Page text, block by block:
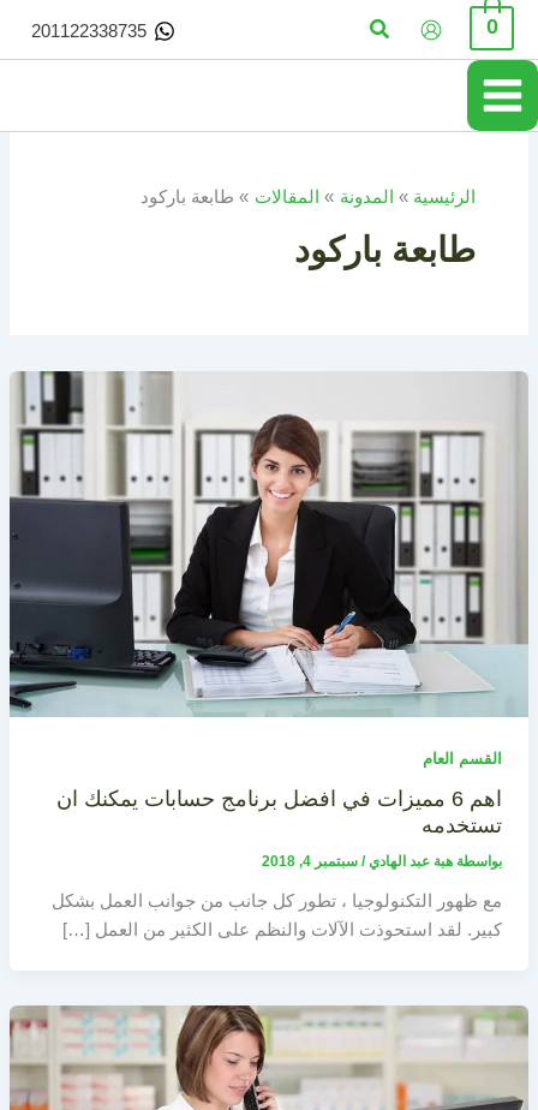
تخطي
المحتوى
0 البحث 201122338735
الرئيسية المدونة المقالات طابعة باركود
طابعة باركود
القسم العام
اهم 6 مميزات في افضل برنامج حسابات يمكنك ان
تستخدمه
بواسطة هبة عبد الهادي/ سبتمبر 4, 2018
مع ظهور التكنولوجيا ، تطور كل جانب من جوانب العمل بشكل
كبير. لقد استحوذت الآلات والنظم على الكثير من العمل […]